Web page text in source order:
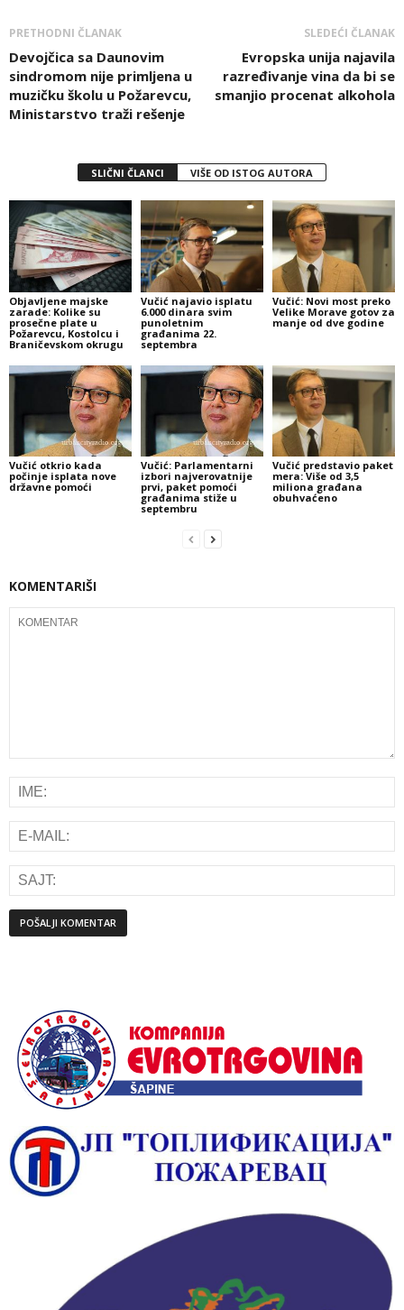
PRETHODNI ČLANAK
Devojčica sa Daunovim
sindromom nije primljena u
muzičku školu u Požarevcu,
Ministarstvo traži rešenje
SLEDEĆI ČLANAK
Evropska unija najavila
razređivanje vina da bi se
smanjio procenat alkohola
SLIČNI ČLANCI VIŠE OD ISTOG AUTORA
Objavljene majske
zarade: Kolike su
prosečne plate u
Požarevcu, Kostolcu i
Braničevskom okrugu
Vučić najavio isplatu
6.000 dinara svim
punoletnim
građanima 22.
septembra
Vučić: Novi most preko
Velike Morave gotov za
manje od dve godine
Vučić otkrio kada
počinje isplata nove
državne pomoći
Vučić: Parlamentarni
izbori najverovatnije
prvi, paket pomoći
građanima stiže u
septembru
Vučić predstavio paket
mera: Više od 3,5
miliona građana
obuhvaćeno
KOMENTARIŠI